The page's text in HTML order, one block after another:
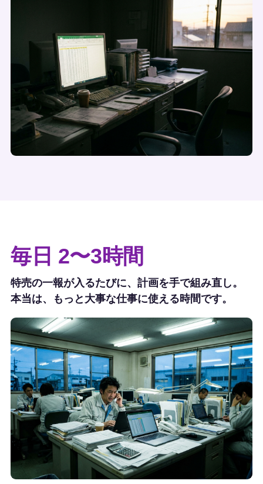
毎日 2〜3時間
特売の一報が入るたびに、計画を手で組み直し。
本当は、もっと大事な仕事に使える時間です。